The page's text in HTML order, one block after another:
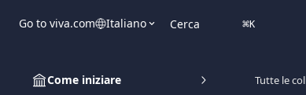
Go to viva.com Italiano Cerca ⌘K
Come iniziare
Tutte le